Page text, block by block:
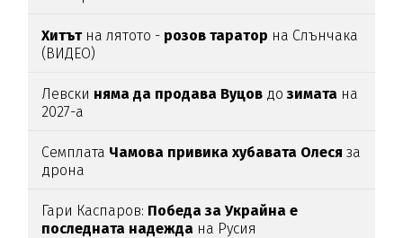
Хитътна лятото - розов таратор на Слънчака
(ВИДЕО)
Левски няма да продава Вуцов дозимата на
2027-а
Семплата Чамова привика хубавата Олеся за
дрона
Гари Каспаров: Победа за Украйна е
последната надежда на Русия